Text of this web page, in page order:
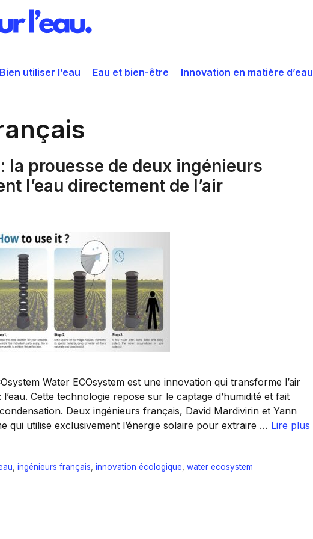
Bien utiliser l’eau Eau et bien-être Innovation en matière d’eau
la prouesse de deux ingénieurs
l’eau directement de l’air
Water ECOsystem est une innovation qui transforme l’air
Cette technologie repose sur le captage d’humidité et fait
Deux ingénieurs français, David Mardivirin et Yann
qui utilise exclusivement l’énergie solaire pour extraire … Lire plus
ingénieurs français innovation écologique water ecosystem